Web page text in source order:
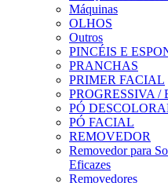
Máquinas
OLHOS
Outros
PINCÉIS E
PRANCHAS
PRIMER FACIAL
PROGRESSIVA /
PÓ
PÓ FACIAL
REMOVEDOR
Removedor para
Eficazes
Removedores